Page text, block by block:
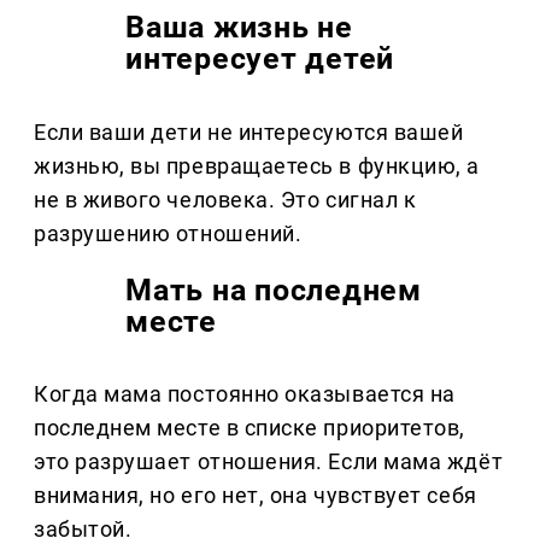
Ваша жизнь не
интересует детей
Если ваши дети не интересуются вашей
жизнью, вы превращаетесь в функцию, а
не в живого человека. Это сигнал к
разрушению отношений.
Мать на последнем
месте
Когда мама постоянно оказывается на
последнем месте в списке приоритетов,
это разрушает отношения. Если мама ждёт
внимания, но его нет, она чувствует себя
забытой.